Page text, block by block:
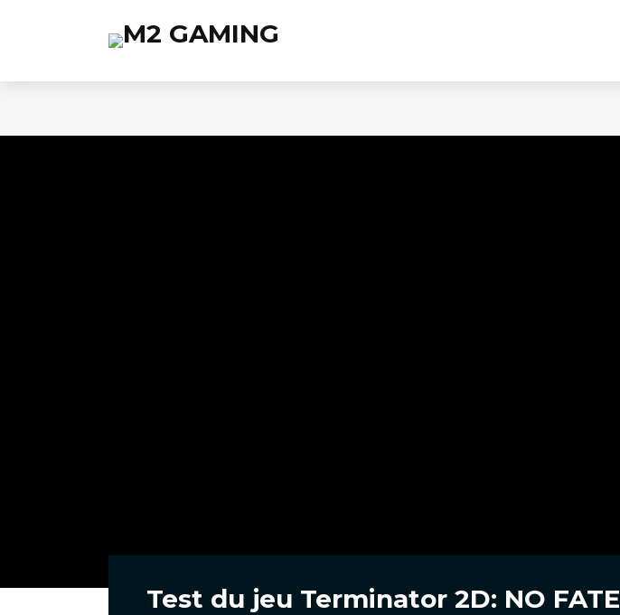
Test du jeu Terminator 2D: NO FATE